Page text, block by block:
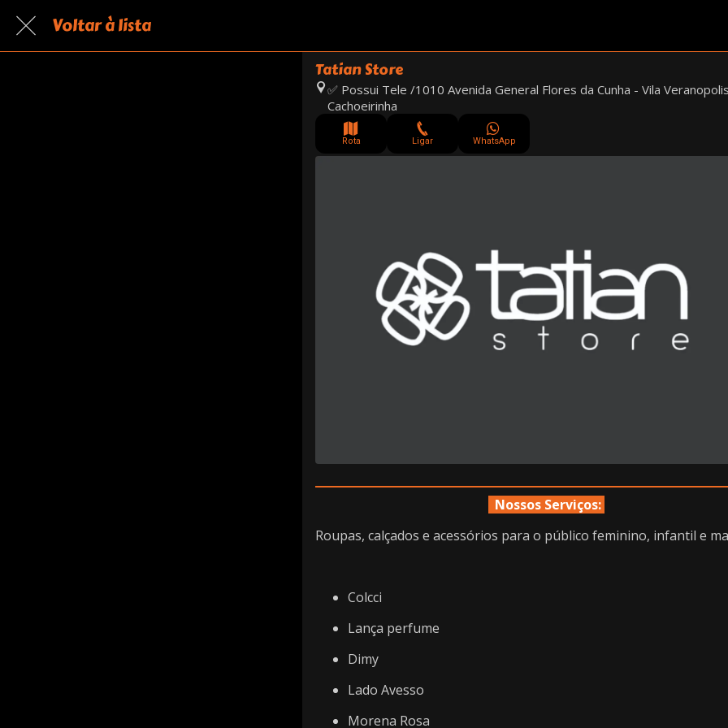
Voltar à lista
Tatian Store
✅ Possui Tele /1010 Avenida General Flores da Cunha - Vila
Cachoeirinha
Rota Ligar WhatsApp
Nossos Serviços:
Roupas, calçados e acessórios para o público feminino, infantil e
Colcci
Lança perfume
Dimy
Lado Avesso
Morena Rosa